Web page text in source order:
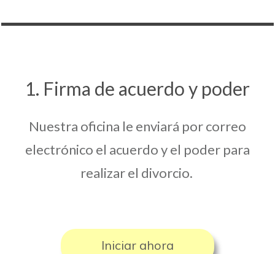
1. Firma de acuerdo y poder
Nuestra oficina le enviará por correo
electrónico el acuerdo y el poder para
realizar el divorcio.
Iniciar ahora